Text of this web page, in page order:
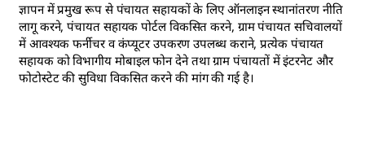
ज्ञापन में प्रमुख रूप से पंचायत सहायकों के लिए ऑनलाइन स्थानांतरण नीति
लागू करने, पंचायत सहायक पोर्टल विकसित करने, ग्राम पंचायत सचिवालयों
में आवश्यक फर्नीचर व कंप्यूटर उपकरण उपलब्ध कराने, प्रत्येक पंचायत
सहायक को विभागीय मोबाइल फोन देने तथा ग्राम पंचायतों में इंटरनेट और
फोटोस्टेट की सुविधा विकसित करने की मांग की गई है।